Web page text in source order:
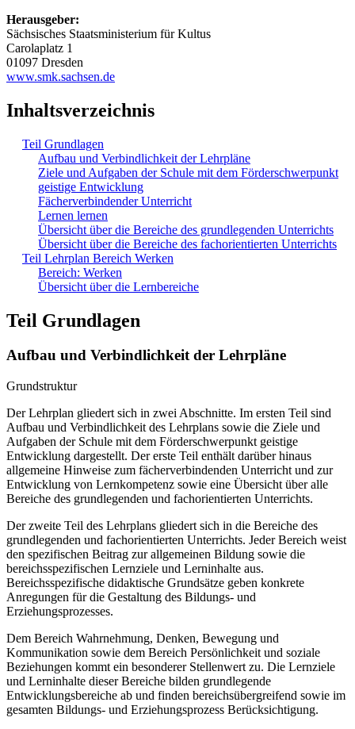
Herausgeber:
Sächsisches Staatsministerium für Kultus
Carolaplatz 1
01097 Dresden
www.smk.sachsen.de
Inhaltsverzeichnis
Teil Grundlagen
Aufbau und Verbindlichkeit der Lehrpläne
Ziele und Aufgaben der Schule mit dem Förderschwerpunkt
geistige Entwicklung
Fächerverbindender Unterricht
Lernen lernen
Übersicht über die Bereiche des grundlegenden Unterrichts
Übersicht über die Bereiche des fachorientierten Unterrichts
Teil Lehrplan Bereich Werken
Bereich: Werken
Übersicht über die Lernbereiche
Teil Grundlagen
Aufbau und Verbindlichkeit der Lehrpläne
Grundstruktur
Der Lehrplan gliedert sich in zwei Abschnitte. Im ersten Teil sind
Aufbau und Verbindlichkeit des Lehrplans sowie die Ziele und
Aufgaben der Schule mit dem Förderschwerpunkt geistige
Entwicklung dargestellt. Der erste Teil enthält darüber hinaus
allgemeine Hinweise zum fächerverbindenden Unterricht und zur
Entwicklung von Lernkompetenz sowie eine Übersicht über alle
Bereiche des grundlegenden und fachorientierten Unterrichts.
Der zweite Teil des Lehrplans gliedert sich in die Bereiche des
grundlegenden und fachorientierten Unterrichts. Jeder Bereich weist
den spezifischen Beitrag zur allgemeinen Bildung sowie die
bereichsspezifischen Lernziele und Lerninhalte aus.
Bereichsspezifische didaktische Grundsätze geben konkrete
Anregungen für die Gestaltung des Bildungs- und
Erziehungsprozesses.
Dem Bereich Wahrnehmung, Denken, Bewegung und
Kommunikation sowie dem Bereich Persönlichkeit und soziale
Beziehungen kommt ein besonderer Stellenwert zu. Die Lernziele
und Lerninhalte dieser Bereiche bilden grundlegende
Entwicklungsbereiche ab und finden bereichsübergreifend sowie im
gesamten Bildungs- und Erziehungsprozess Berücksichtigung.